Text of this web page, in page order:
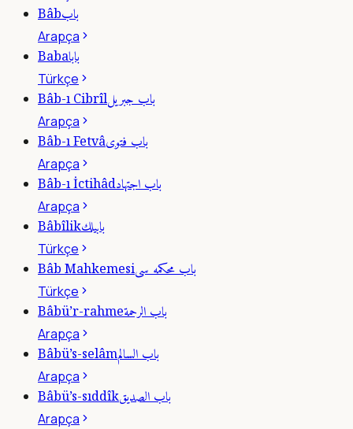
Bâbباب
Arapça
Babaبابا
Türkçe
Bâb-ı Cibrîlباب جبريل
Arapça
Bâb-ı Fetvâباب فتوى
Arapça
Bâb-ı İctihâdباب اجتهاد
Arapça
Bâbîlikبابيلك
Türkçe
Bâb Mahkemesiباب محكمه سى
Türkçe
Bâbü’r-rahmeباب الرحمة
Arapça
Bâbü’s-selâmباب السالم
Arapça
Bâbü’s-sıddîkباب الصديق
Arapça